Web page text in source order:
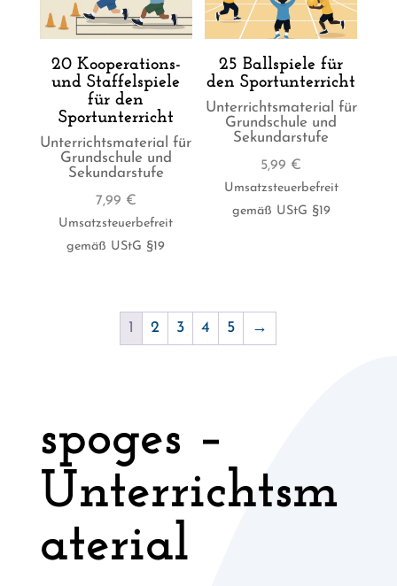
20 Kooperations-
und Staffelspiele
für den
Sportunterricht
Unterrichtsmaterial für
Grundschule und
Sekundarstufe
7,99 €
Umsatzsteuerbefreit
gemäß UStG §19
25 Ballspiele für
den Sportunterricht
Unterrichtsmaterial für
Grundschule und
Sekundarstufe
5,99 €
Umsatzsteuerbefreit
gemäß UStG §19
1 2 3 4 5 →
spoges –
Unterrichtsm
aterial